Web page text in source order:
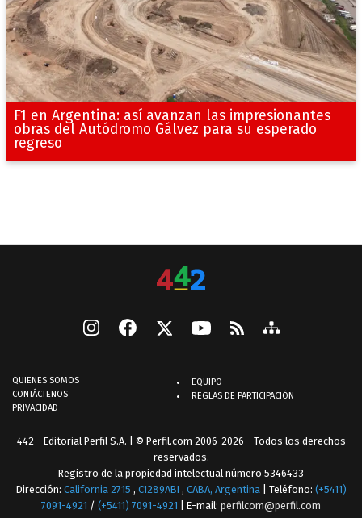
F1 en Argentina: así avanzan las impresionantes
obras del Autódromo Gálvez para su esperado
regreso
QUIENES SOMOS
CONTÁCTENOS
PRIVACIDAD
EQUIPO
REGLAS DE PARTICIPACIÓN
442 - Editorial Perfil S.A. | © Perfil.com 2006-2026 - Todos los derechos
reservados.
Registro de la propiedad intelectual número 5346433
Dirección: California 2715 , C1289ABI , CABA, Argentina | Teléfono: (+5411)
7091-4921 / (+5411) 7091-4921 | E-mail: perfilcom@perfil.com